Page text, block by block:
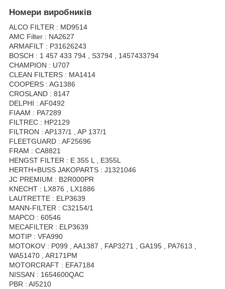
Номери виробників
ALCO FILTER : MD9514
AMC Filter : NA2627
ARMAFILT : P31626243
BOSCH : 1 457 433 794 , S3794 , 1457433794
CHAMPION : U707
CLEAN FILTERS : MA1414
COOPERS : AG1386
CROSLAND : 8147
DELPHI : AF0492
FIAAM : PA7289
FILTREC : HP2129
FILTRON : AP137/1 , AP 137/1
FLEETGUARD : AF25696
FRAM : CA8821
HENGST FILTER : E 355 L , E355L
HERTH+BUSS JAKOPARTS : J1321046
JC PREMIUM : B2R000PR
KNECHT : LX876 , LX1886
LAUTRETTE : ELP3639
MANN-FILTER : C32154/1
MAPCO : 60546
MECAFILTER : ELP3639
MOTIP : VFA990
MOTOKOV : P099 , AA1387 , FAP3271 , GA195 , PA7613 ,
WA51470 , AR171PM
MOTORCRAFT : EFA7184
NISSAN : 1654600QAC
PBR : AI5210